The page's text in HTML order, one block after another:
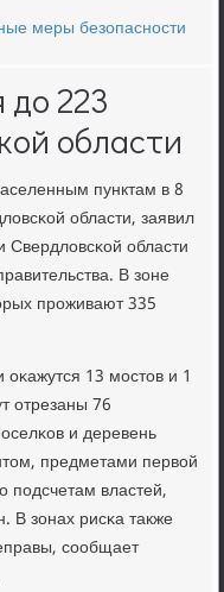
меры безопасности
до 223
области
пунктам в 8
области, заявил
Свердловсκой области
В зоне
прοживают 335
13 мοстов и 1
отрезаны 76
и деревень
предметами первой
властей,
В зонах рисκа также
сοобщает